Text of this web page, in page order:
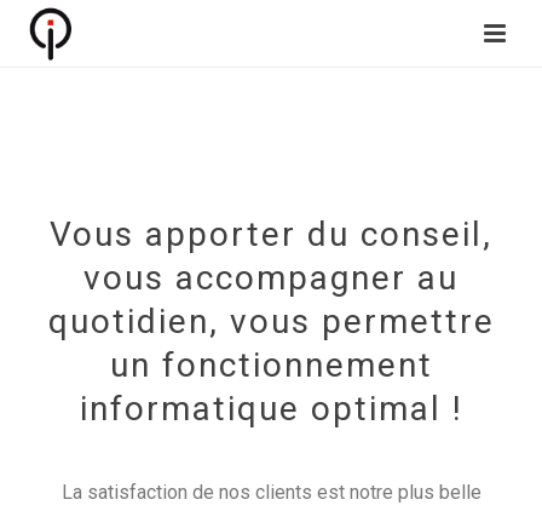
Vous apporter du conseil,
vous accompagner au
quotidien, vous permettre
un fonctionnement
informatique optimal !
La satisfaction de nos clients est notre plus belle